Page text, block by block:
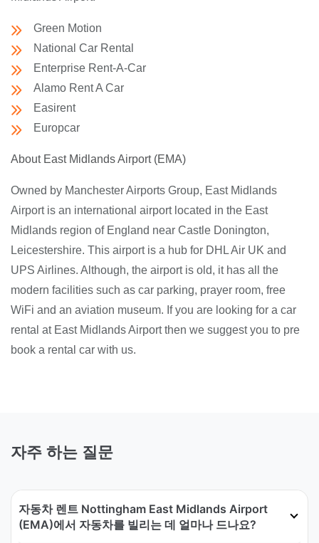
Green Motion
National Car Rental
Enterprise Rent-A-Car
Alamo Rent A Car
Easirent
Europcar
About East Midlands Airport (EMA)
Owned by Manchester Airports Group, East Midlands
Airport is an international airport located in the East
Midlands region of England near Castle Donington,
Leicestershire. This airport is a hub for DHL Air UK and
UPS Airlines. Although, the airport is old, it has all the
modern facilities such as car parking, prayer room, free
WiFi and an aviation museum. If you are looking for a car
rental at East Midlands Airport then we suggest you to pre
book a rental car with us.
자주 하는 질문
자동차 렌트 Nottingham East Midlands Airport
(EMA)에서 자동차를 빌리는 데 얼마나 드나요?